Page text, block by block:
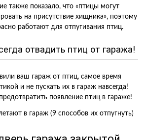
также показало, что «птицы могут
на присутствие хищника», поэтому
работают для отпугивания птиц.
отвадить птиц от гаража!
ваш гараж от птиц, самое время
и не пускать их в гараж навсегда!
появление птиц в гараже!